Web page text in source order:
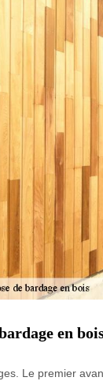
en
Le premier